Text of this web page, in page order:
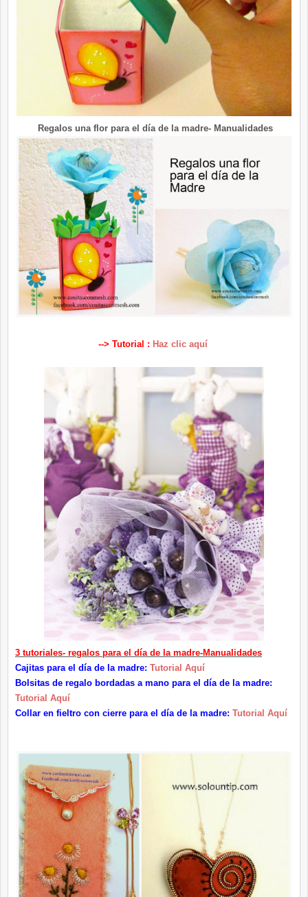
Regalos una flor para el día de la madre- Manualidades
--> Tutorial : Haz clic aquí
3 tutoriales- regalos para el día de la madre-Manualidades
Cajitas para el día de la madre: Tutorial Aquí
Bolsitas de regalo bordadas a mano para el día de la madre:
Tutorial Aquí
Collar en fieltro con cierre para el día de la madre: Tutorial Aquí